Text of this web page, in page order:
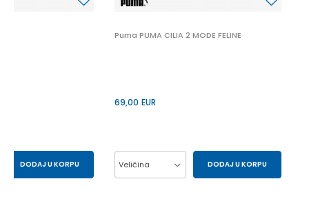
DODAJ U KORPU
Puma PUMA CILIA 2 MODE FELINE
69,00 EUR
Veličina DODAJ U KORPU